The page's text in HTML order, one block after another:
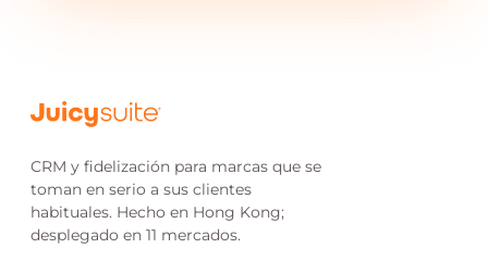
CRM y fidelización para marcas que se
toman en serio a sus clientes
habituales. Hecho en Hong Kong;
desplegado en 11 mercados.